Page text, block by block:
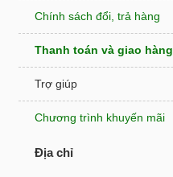
Chính sách đổi, trả hàng
Thanh toán và giao hàng
Trợ giúp
Chương trình khuyến mãi
Địa chỉ